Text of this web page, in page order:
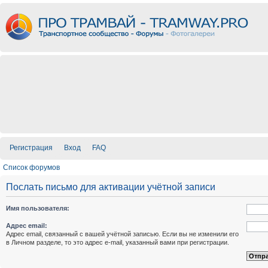
Регистрация Вход FAQ
Список форумов
Послать письмо для активации учётной записи
Имя пользователя:
Адрес email:
Адрес email, связанный с вашей учётной записью. Если вы не изменили его
в Личном разделе, то это адрес e-mail, указанный вами при регистрации.